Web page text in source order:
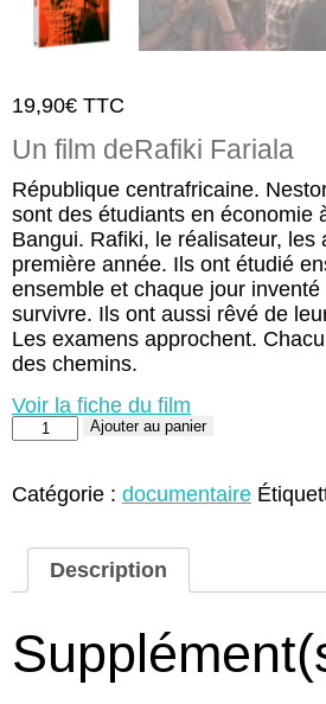
19,90€ TTC
Un film deRafiki Fariala
République centrafricaine.
sont des étudiants en économie
Bangui. Rafiki, le réalisateur, les
première année. Ils ont étudié
ensemble et chaque jour
survivre. Ils ont aussi rêvé de
Les examens approchent.
des chemins.
Voir la fiche du film
quantité
de
étudiants
Ajouter au panier
Catégorie : documentaire
Description